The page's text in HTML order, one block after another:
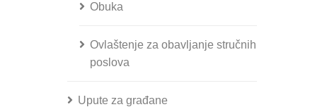
Obuka
Ovlaštenje za obavljanje stručnih
poslova
Upute za građane